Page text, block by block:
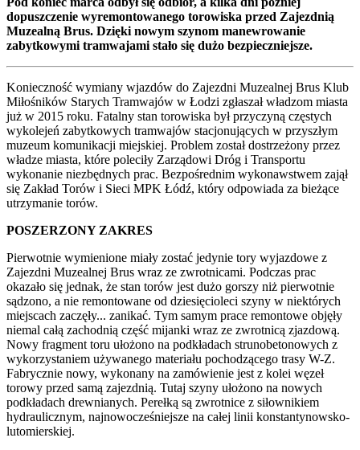
dopuszczenie wyremontowanego torowiska przed Zajezdnią
Muzealną Brus. Dzięki nowym szynom manewrowanie
zabytkowymi tramwajami stało się dużo bezpieczniejsze.
Konieczność wymiany wjazdów do Zajezdni Muzealnej Brus Klub
Miłośników Starych Tramwajów w Łodzi zgłaszał władzom miasta
już w 2015 roku. Fatalny stan torowiska był przyczyną częstych
wykolejeń zabytkowych tramwajów stacjonujących w przyszłym
muzeum komunikacji miejskiej. Problem został dostrzeżony przez
władze miasta, które poleciły Zarządowi Dróg i Transportu
wykonanie niezbędnych prac. Bezpośrednim wykonawstwem zajął
się Zakład Torów i Sieci MPK Łódź, który odpowiada za bieżące
utrzymanie torów.
POSZERZONY ZAKRES
Pierwotnie wymienione miały zostać jedynie tory wyjazdowe z
Zajezdni Muzealnej Brus wraz ze zwrotnicami. Podczas prac
okazało się jednak, że stan torów jest dużo gorszy niż pierwotnie
sądzono, a nie remontowane od dziesięcioleci szyny w niektórych
miejscach zaczęły... zanikać. Tym samym prace remontowe objęły
niemal całą zachodnią część mijanki wraz ze zwrotnicą zjazdową.
Nowy fragment toru ułożono na podkładach strunobetonowych z
wykorzystaniem używanego materiału pochodzącego trasy W-Z.
Fabrycznie nowy, wykonany na zamówienie jest z kolei węzeł
torowy przed samą zajezdnią. Tutaj szyny ułożono na nowych
podkładach drewnianych. Perełką są zwrotnice z siłownikiem
hydraulicznym, najnowocześniejsze na całej linii konstantynowsko-
lutomierskiej.